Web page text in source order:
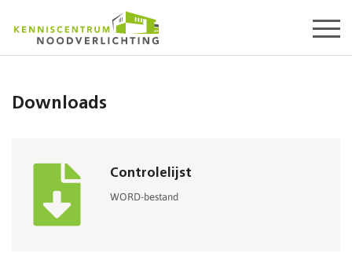
content
Downloads
Controlelijst
WORD-bestand